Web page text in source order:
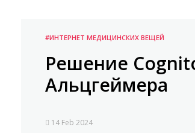
#ИНТЕРНЕТ МЕДИЦИНСКИХ ВЕЩЕЙ
Решение
Альцгеймера
14 Feb 2024